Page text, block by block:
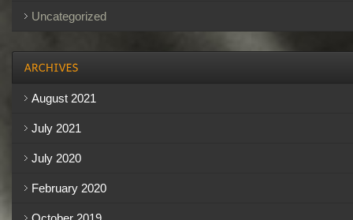
Uncategorized
August 2021
July 2021
July 2020
February 2020